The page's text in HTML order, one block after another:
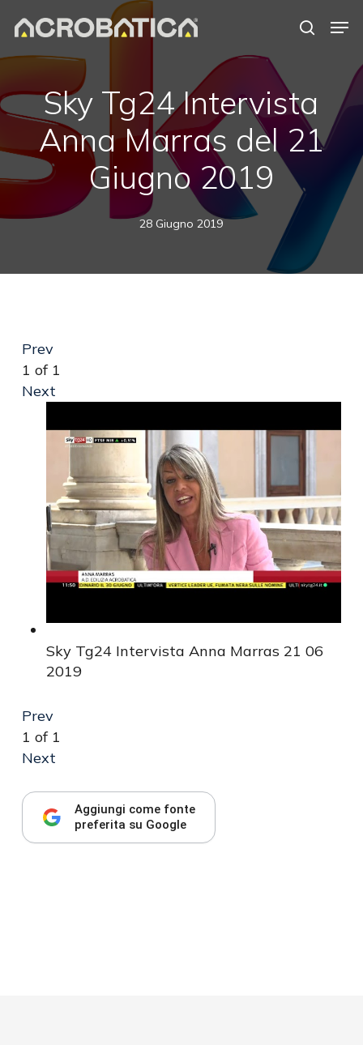
main
Sky Tg24 Intervista
Anna Marras del 21
Giugno 2019
28 Giugno 2019
Prev
1 of 1
Next
Sky Tg24 Intervista Anna Marras 21 06
2019
Prev
1 of 1
Next
Aggiungi come fonte
preferita su Google
Menu